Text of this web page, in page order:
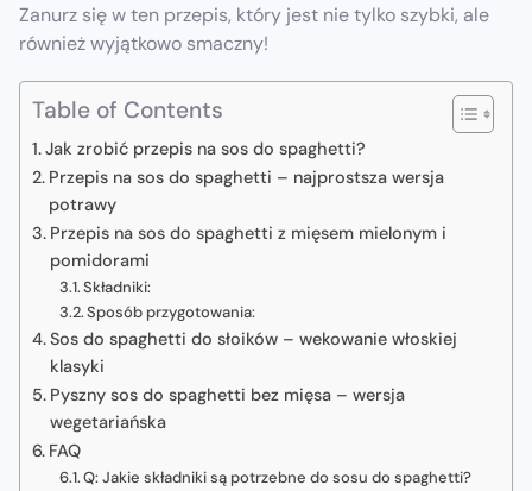
Zanurz się w ten przepis, który jest nie tylko szybki, ale
również wyjątkowo smaczny!
Table of Contents
Jak zrobić przepis na sos do spaghetti?
Przepis na sos do spaghetti – najprostsza wersja
potrawy
Przepis na sos do spaghetti z mięsem mielonym i
pomidorami
Składniki:
Sposób przygotowania:
Sos do spaghetti do słoików – wekowanie włoskiej
klasyki
Pyszny sos do spaghetti bez mięsa – wersja
wegetariańska
FAQ
Q: Jakie składniki są potrzebne do sosu do spaghetti?